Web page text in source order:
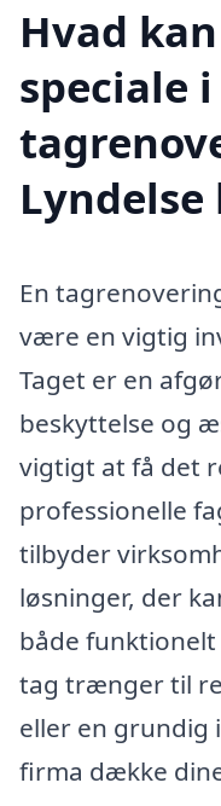
Hvad
speciale i
En
være en vigtig
Taget er en
beskyttelse og
vigtigt at få det
professionelle
tilbyder
løsninger, der
både
tag trænger til
eller en grundig
firma dække